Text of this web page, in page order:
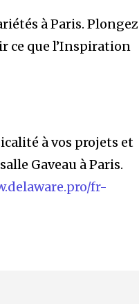
à Paris. Plongez
ce que l’Inspiration
à vos projets et
Gaveau à Paris.
fr-